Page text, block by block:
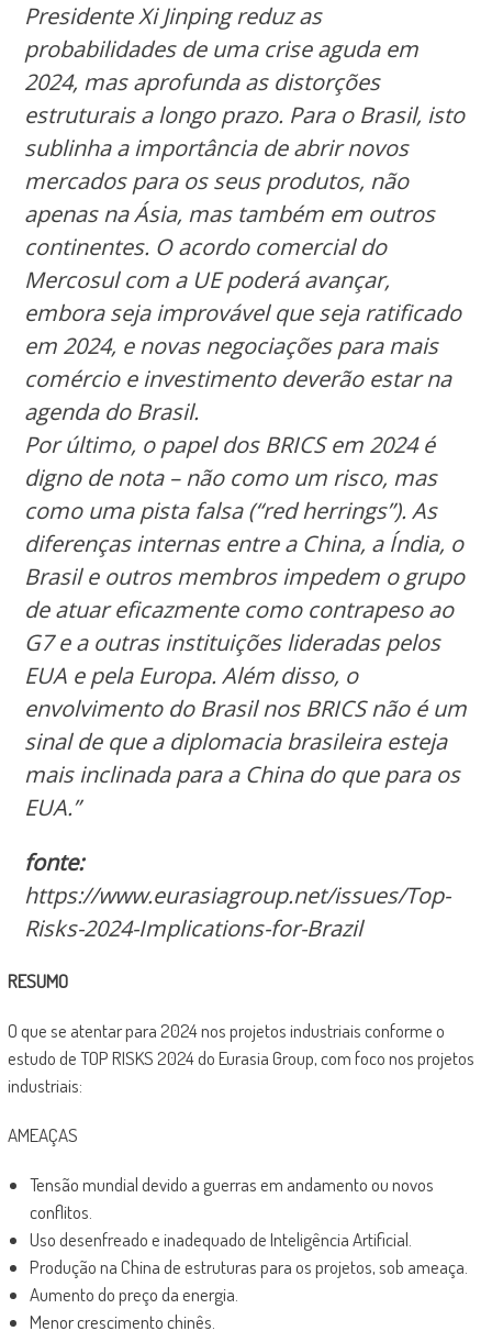
Presidente Xi Jinping reduz as
probabilidades de uma crise aguda em
2024, mas aprofunda as distorções
estruturais a longo prazo. Para o Brasil, isto
sublinha a importância de abrir novos
mercados para os seus produtos, não
apenas na Ásia, mas também em outros
continentes. O acordo comercial do
Mercosul com a UE poderá avançar,
embora seja improvável que seja ratificado
em 2024, e novas negociações para mais
comércio e investimento deverão estar na
agenda do Brasil.
Por último, o papel dos BRICS em 2024 é
digno de nota – não como um risco, mas
como uma pista falsa (“red herrings”). As
diferenças internas entre a China, a Índia, o
Brasil e outros membros impedem o grupo
de atuar eficazmente como contrapeso ao
G7 e a outras instituições lideradas pelos
EUA e pela Europa. Além disso, o
envolvimento do Brasil nos BRICS não é um
sinal de que a diplomacia brasileira esteja
mais inclinada para a China do que para os
EUA.”
fonte:
https://www.eurasiagroup.net/issues/Top-
Risks-2024-Implications-for-Brazil
RESUMO
O que se atentar para 2024 nos projetos industriais conforme o
estudo de TOP RISKS 2024 do Eurasia Group, com foco nos projetos
industriais:
AMEAÇAS
Tensão mundial devido a guerras em andamento ou novos
conflitos.
Uso desenfreado e inadequado de Inteligência Artificial.
Produção na China de estruturas para os projetos, sob ameaça.
Aumento do preço da energia.
Menor crescimento chinês.